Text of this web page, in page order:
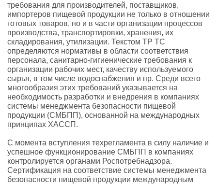
требования для производителей, поставщиков,
импортеров пищевой продукции не только в отношении
готовых товаров, но и в части организации процессов
производства, транспортировки, хранения, их
складирования, утилизации. Текстом ТР ТС
определяются нормативы в области соответствия
персонала, санитарно-гигиенические требования к
организации рабочих мест, качеству используемого
сырья, в том числе водоснабжения и пр. Среди всего
многообразия этих требований указывается на
необходимость разработки и внедрения в компаниях
системы менеджмента безопасности пищевой
продукции (СМБПП), основанной на международных
принципах ХАССП.
С момента вступления техрегламента в силу наличие и
успешное функционирование СМБПП в компаниях
контролируется органами Роспотребнадзора.
Сертификация на соответствие системы менеджмента
безопасности пищевой продукции международным